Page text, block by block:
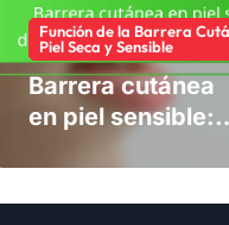
Función de la Barrera
Piel Seca y Sensible
Barrera cutánea
en piel sensible:
manejo